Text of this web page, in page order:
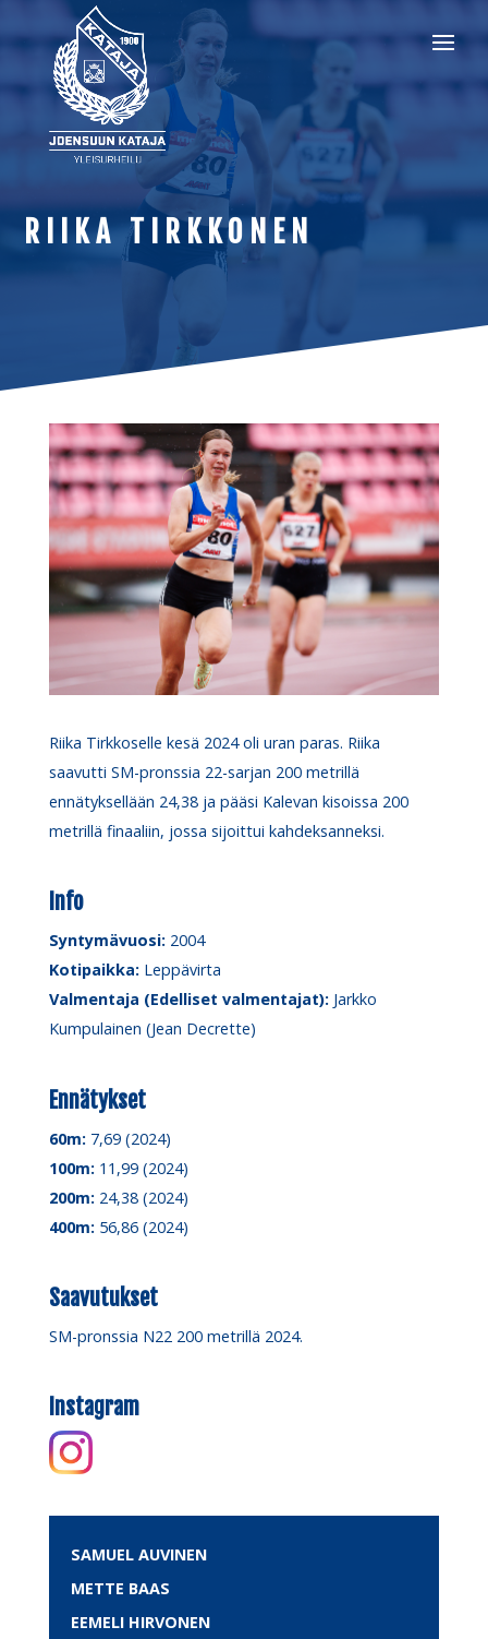
RIIKA TIRKKONEN
SAMUEL AUVINEN
METTE BAAS
EEMELI HIRVONEN
Riika Tirkkoselle kesä 2024 oli uran paras. Riika
saavutti SM-pronssia 22-sarjan 200 metrillä
ennätyksellään 24,38 ja pääsi Kalevan kisoissa 200
metrillä finaaliin, jossa sijoittui kahdeksanneksi.
Info
Syntymävuosi:2004
Kotipaikka:Leppävirta
Valmentaja (Edelliset valmentajat): Jarkko
Kumpulainen (Jean Decrette)
Ennätykset
60m: 7,69 (2024)
100m: 11,99 (2024)
200m: 24,38 (2024)
400m: 56,86 (2024)
Saavutukset
SM-pronssia N22 200 metrillä 2024.
Instagram